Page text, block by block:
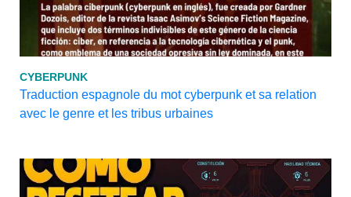
CYBERPUNK
Traduction espagnole du mot cyberpunk et sa relation
avec le genre et les tribus urbaines